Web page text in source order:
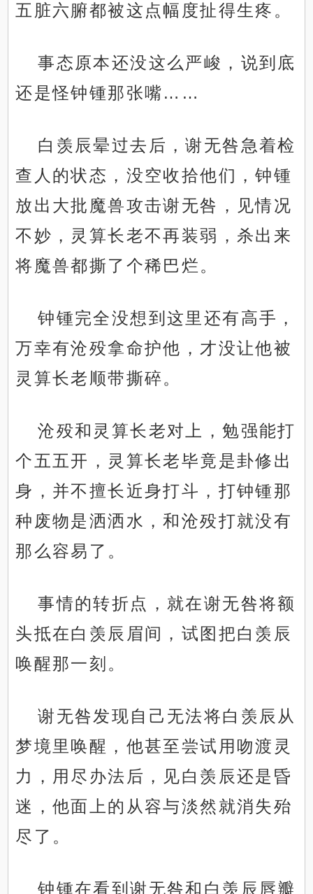
五脏六腑都被这点幅度扯得生疼。
事态原本还没这么严峻，说到底
还是怪钟锺那张嘴……
白羡辰晕过去后，谢无咎急着检
查人的状态，没空收拾他们，钟锺
放出大批魔兽攻击谢无咎，见情况
不妙，灵算长老不再装弱，杀出来
将魔兽都撕了个稀巴烂。
钟锺完全没想到这里还有高手，
万幸有沧殁拿命护他，才没让他被
灵算长老顺带撕碎。
沧殁和灵算长老对上，勉强能打
个五五开，灵算长老毕竟是卦修出
身，并不擅长近身打斗，打钟锺那
种废物是洒洒水，和沧殁打就没有
那么容易了。
事情的转折点，就在谢无咎将额
头抵在白羡辰眉间，试图把白羡辰
唤醒那一刻。
谢无咎发现自己无法将白羡辰从
梦境里唤醒，他甚至尝试用吻渡灵
力，用尽办法后，见白羡辰还是昏
迷，他面上的从容与淡然就消失殆
尽了。
钟锺在看到谢无咎和白羡辰唇瓣